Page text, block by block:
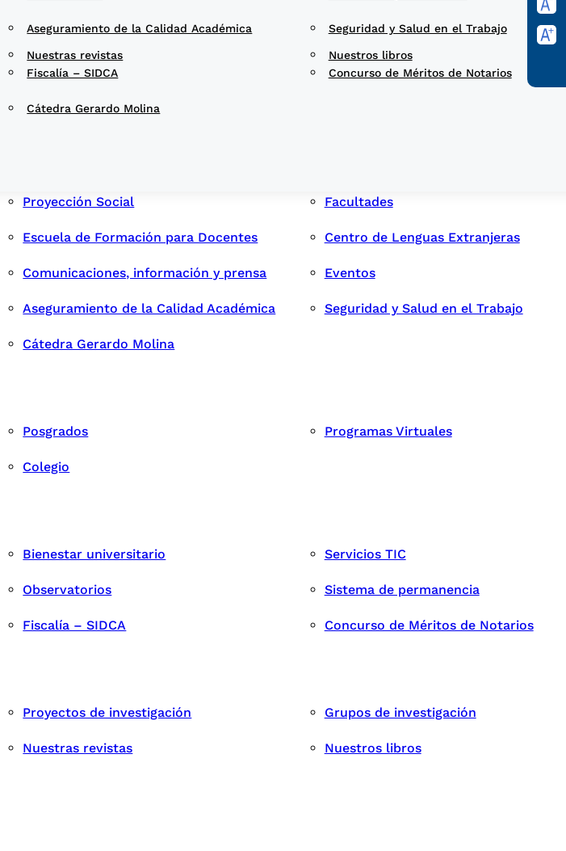
Aseguramiento de la Calidad Académica Seguridad y Salud en el Trabajo
Cátedra Gerardo Molina
Fiscalía – SIDCA Concurso de Méritos de Notarios
Nuestras revistas Nuestros libros
Proyección Social Facultades
Escuela de Formación para Docentes Centro de Lenguas Extranjeras
Comunicaciones, información y prensa Eventos
Aseguramiento de la Calidad Académica Seguridad y Salud en el Trabajo
Cátedra Gerardo Molina
Posgrados Programas Virtuales
Colegio
Bienestar universitario Servicios TIC
Observatorios Sistema de permanencia
Fiscalía – SIDCA Concurso de Méritos de Notarios
Proyectos de investigación Grupos de investigación
Nuestras revistas Nuestros libros